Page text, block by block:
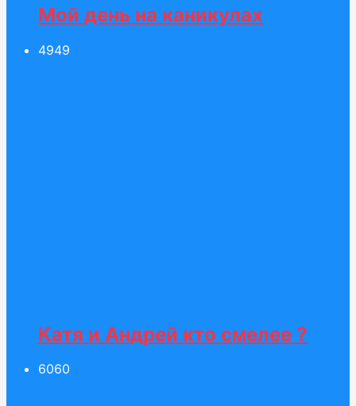
Мой день на каникулах
4949
Катя и Андрей кто смелее ?
6060